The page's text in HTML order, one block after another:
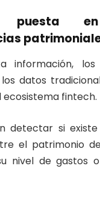
en
información, los
datos
fintech.
detectar si
el patrimonio
nivel de gastos